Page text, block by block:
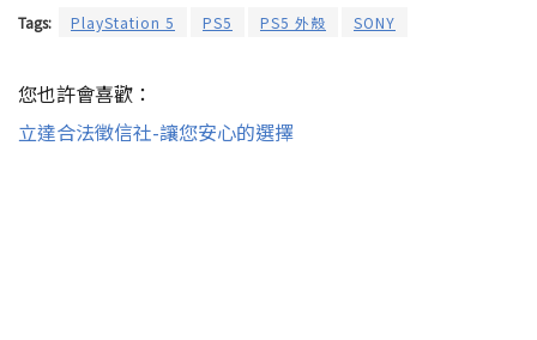
Tags: PlayStation 5 PS5 PS5 外殼 SONY
您也許會喜歡：
立達合法徵信社-讓您安心的選擇